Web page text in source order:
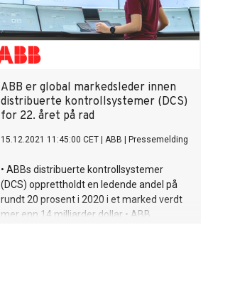
ABB er global markedsleder innen
distribuerte kontrollsystemer (DCS)
for 22. året på rad
15.12.2021 11:45:00 CET ABB Pressemelding
• ABBs distribuerte kontrollsystemer
(DCS) opprettholdt en ledende andel på
rundt 20 prosent i 2020 i et marked verdt
mer enn 14 milliarder dollar • ABB